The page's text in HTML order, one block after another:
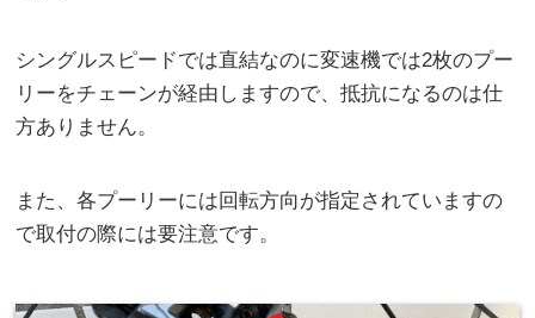
シングルスピードでは直結なのに変速機では2枚のプー
リーをチェーンが経由しますので、抵抗になるのは仕
方ありません。
また、各プーリーには回転方向が指定されていますの
で取付の際には要注意です。